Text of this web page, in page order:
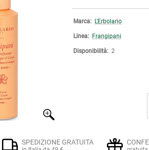
Marca: L'Erbolario
Linea: Frangipani
Disponibilità: 2
SPEDIZIONE GRATUITA